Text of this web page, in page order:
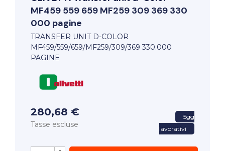
MF459 559 659 MF259 309 369 330
000 pagine
TRANSFER UNIT D-COLOR
MF459/559/659/MF259/309/369 330.000
PAGINE
280,68 €
Tasse escluse
5gg
lavorativi